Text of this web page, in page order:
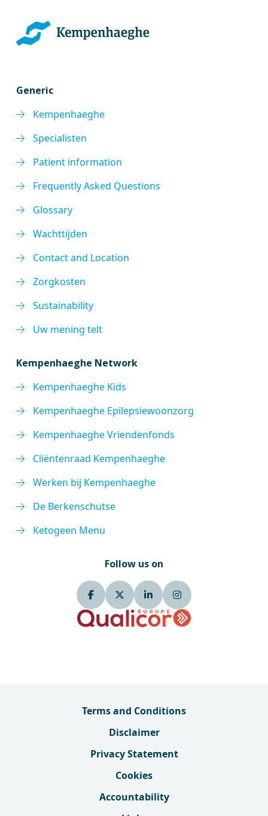
Generic
Kempenhaeghe
Specialisten
Patient information
Frequently Asked Questions
Glossary
Wachttijden
Contact and Location
Zorgkosten
Sustainability
Uw mening telt
Kempenhaeghe Network
Kempenhaeghe Kids
Kempenhaeghe Epilepsiewoonzorg
Kempenhaeghe Vriendenfonds
Cliëntenraad Kempenhaeghe
Werken bij Kempenhaeghe
De Berkenschutse
Ketogeen Menu
Follow us on
Terms and Conditions
Disclaimer
Privacy Statement
Cookies
Accountability